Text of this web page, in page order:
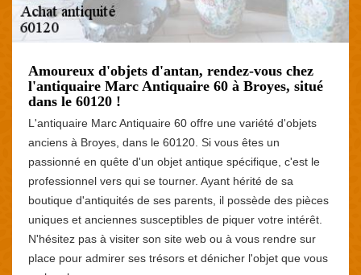
Amoureux d'objets d'antan, rendez-vous chez
l'antiquaire Marc Antiquaire 60 à Broyes, situé
dans le 60120 !
L'antiquaire Marc Antiquaire 60 offre une variété d'objets
anciens à Broyes, dans le 60120. Si vous êtes un
passionné en quête d'un objet antique spécifique, c'est le
professionnel vers qui se tourner. Ayant hérité de sa
boutique d'antiquités de ses parents, il possède des pièces
uniques et anciennes susceptibles de piquer votre intérêt.
N'hésitez pas à visiter son site web ou à vous rendre sur
place pour admirer ses trésors et dénicher l'objet que vous